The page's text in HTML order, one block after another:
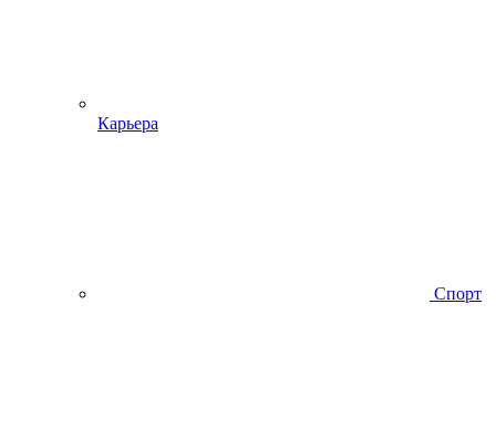
Карьера
Спорт